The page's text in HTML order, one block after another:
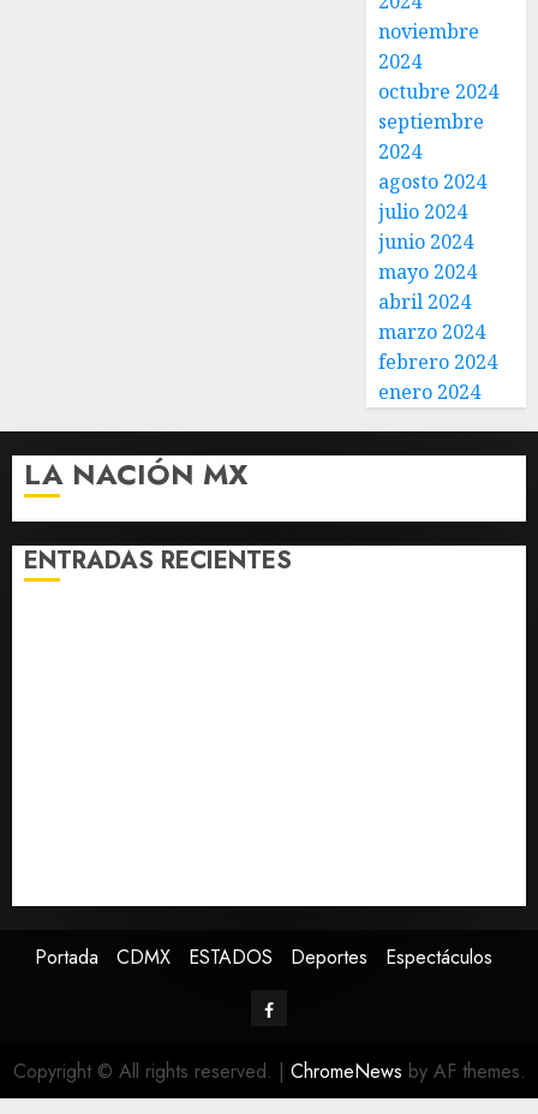
noviembre
2024
octubre 2024
septiembre
2024
agosto 2024
julio 2024
junio 2024
mayo 2024
abril 2024
marzo 2024
febrero 2024
enero 2024
LA NACIÓN MX
ENTRADAS RECIENTES
Portada CDMX ESTADOS Deportes Espectáculos
Copyright © All rights reserved. | ChromeNews by AF themes.